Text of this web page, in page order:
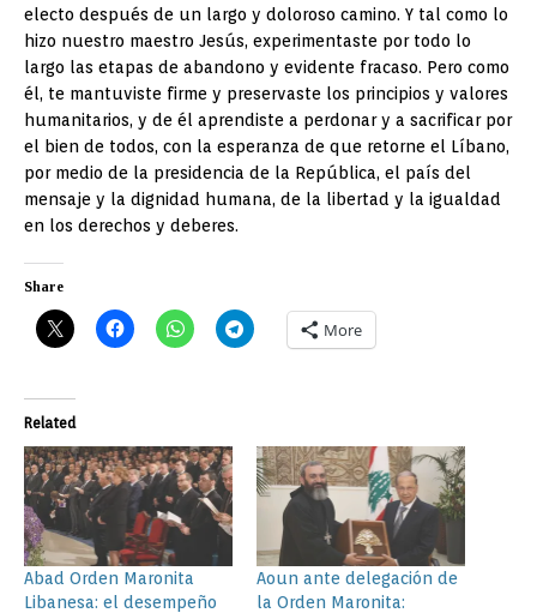
electo después de un largo y doloroso camino. Y tal como lo
hizo nuestro maestro Jesús, experimentaste por todo lo
largo las etapas de abandono y evidente fracaso. Pero como
él, te mantuviste firme y preservaste los principios y valores
humanitarios, y de él aprendiste a perdonar y a sacrificar por
el bien de todos, con la esperanza de que retorne el Líbano,
por medio de la presidencia de la República, el país del
mensaje y la dignidad humana, de la libertad y la igualdad
en los derechos y deberes.
Share
More
Related
Abad Orden Maronita
Libanesa: el desempeño
Aoun ante delegación de
la Orden Maronita: